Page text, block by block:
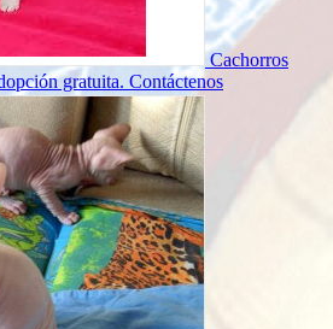
Cachorros
gratuita. Contáctenos